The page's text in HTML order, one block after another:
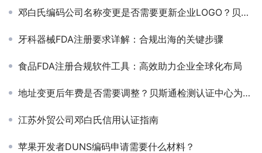
邓白氏编码公司名称变更是否需要更新企业LOGO？贝斯通检测认证中心为您解答
牙科器械FDA注册要求详解：合规出海的关键步骤
食品FDA注册合规软件工具：高效助力企业全球化布局
地址变更后年费是否需要调整？贝斯通检测认证中心为您解答
江苏外贸公司邓白氏信用认证指南
苹果开发者DUNS编码申请需要什么材料？